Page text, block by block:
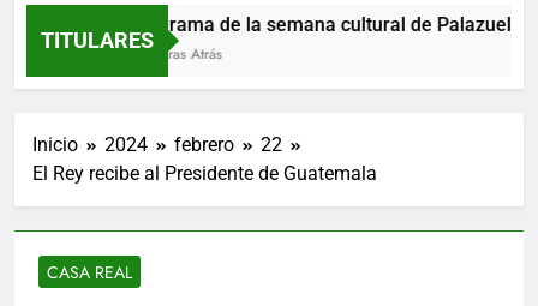
TITULARES
Programa de la semana cultural de Palazuelos
12 Horas Atrás
Inicio 2024 febrero
22
El Rey recibe al Presidente de Guatemala
CASA REAL